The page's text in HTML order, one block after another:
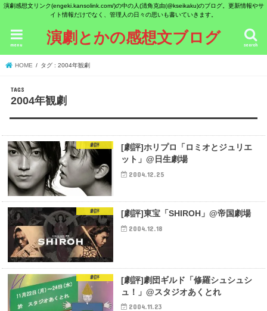
演劇感想文リンク(engeki.kansolink.com/)の中の人(清角克由(@kseikaku)のブログ。更新情報やサ
イト情報だけでなく、管理人の日々の思いも書いていきます。
演劇とかの感想文ブログ search
menu
HOME タグ : 2004年観劇
2004年観劇
劇評
[劇評]ホリプロ「ロミオとジュリエ
ット」@日生劇場
2004.12.25
劇評 [劇評]東宝「SHIROH」@帝国劇場
2004.12.18
劇評
[劇評]劇団ギルド「修羅シュシュシ
ュ！」@スタジオあくとれ
2004.11.23